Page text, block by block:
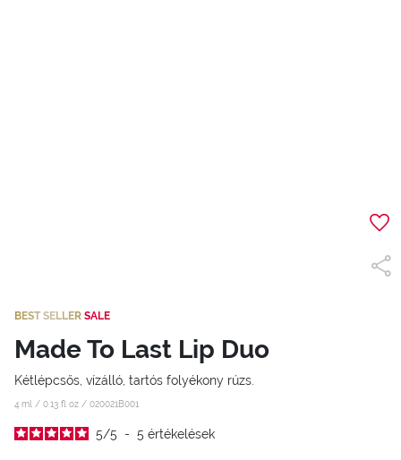
BEST SELLER SALE
Made To Last Lip Duo
Kétlépcsős, vízálló, tartós folyékony rúzs.
4 ml / 0.13 fl oz / 020021B001
5/5 - 5 értékelések